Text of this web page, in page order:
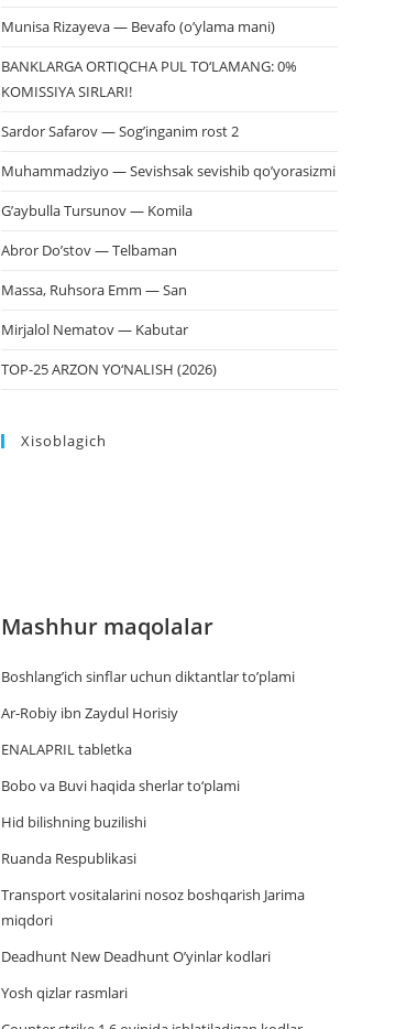
Munisa Rizayeva — Bevafo (o’ylama mani)
BANKLARGA ORTIQCHA PUL TO‘LAMANG: 0%
KOMISSIYA SIRLARI!
Sardor Safarov — Sog’inganim rost 2
Muhammadziyo — Sevishsak sevishib qo’yorasizmi
G’aybulla Tursunov — Komila
Abror Do’stov — Telbaman
Massa, Ruhsora Emm — San
Mirjalol Nematov — Kabutar
TOP-25 ARZON YO‘NALISH (2026)
Xisoblagich
Mashhur maqolalar
Boshlang’ich sinflar uchun diktantlar to’plami
Ar-Robiy ibn Zaydul Horisiy
ENALAPRIL tabletka
Bobo va Buvi haqida sherlar to‘plami
Hid bilishning buzilishi
Ruanda Respublikasi
Trаnsport vositаlаrini nosoz boshqаrish Jаrimа
miqdori
Deadhunt New Deadhunt O’yinlar kodlari
Yosh qizlar rasmlari